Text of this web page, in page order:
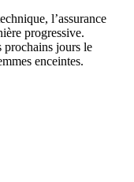
l’assurance
progressive.
prochains jours le
enceintes.